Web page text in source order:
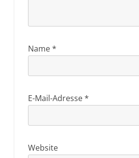
Name*
E-Mail-Adresse*
Website